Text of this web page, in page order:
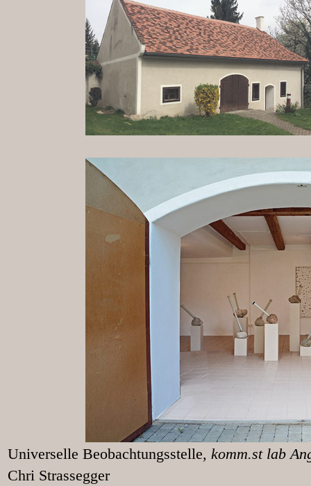
Universelle Beobachtungsstelle,
Chri Strassegger